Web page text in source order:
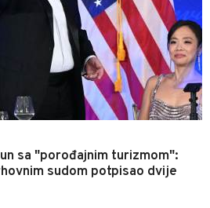
sa "porođajnim turizmom":
sudom potpisao dvije